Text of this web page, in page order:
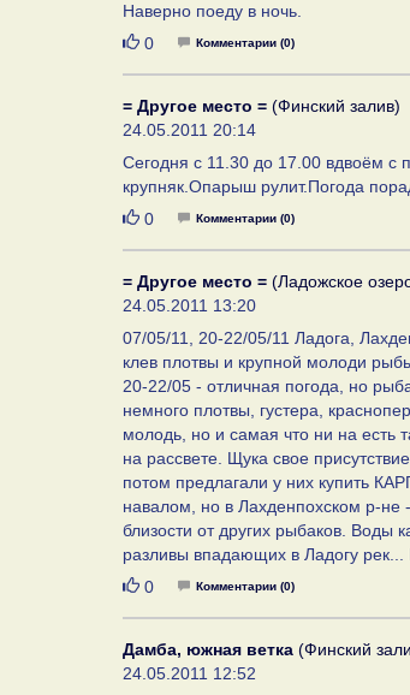
Наверно поеду в ночь.
Нравится
0 Комментарии (0)
= Другое место = (Финский залив)
24.05.2011 20:14
Сегодня с 11.30 до 17.00 вдвоём с
крупняк.Опарыш рулит.Погода
Нравится
0 Комментарии (0)
= Другое место = (Ладожское
24.05.2011 13:20
07/05/11, 20-22/05/11 Ладога,
клев плотвы и крупной молоди
20-22/05 - отличная погода, но
немного плотвы, густера,
молодь, но и самая что ни на есть
на рассвете. Щука свое
потом предлагали у них купить
навалом, но в Лахденпохском р-не
близости от других рыбаков. Воды
разливы впадающих в Ладогу
Нравится
0 Комментарии (0)
Дамба, южная ветка (Финский
24.05.2011 12:52